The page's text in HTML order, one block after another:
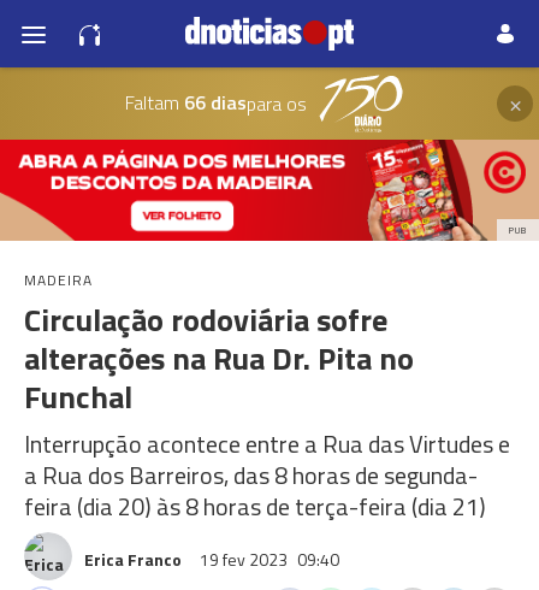
Faltam 66 diaspara os ×
PUB
MADEIRA
Circulação rodoviária sofre
alterações na Rua Dr. Pita no
Funchal
Interrupção acontece entre a Rua das Virtudes e
a Rua dos Barreiros, das 8 horas de segunda-
feira (dia 20) às 8 horas de terça-feira (dia 21)
Erica Franco 19 fev 2023 09:40